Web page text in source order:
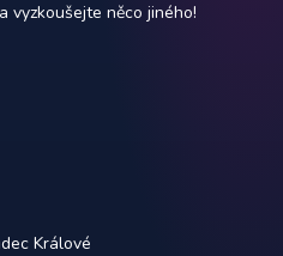
vyzkoušejte něco jiného!
Králové